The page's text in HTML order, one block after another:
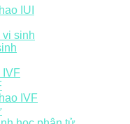
IUI
sinh
IVF
IVF